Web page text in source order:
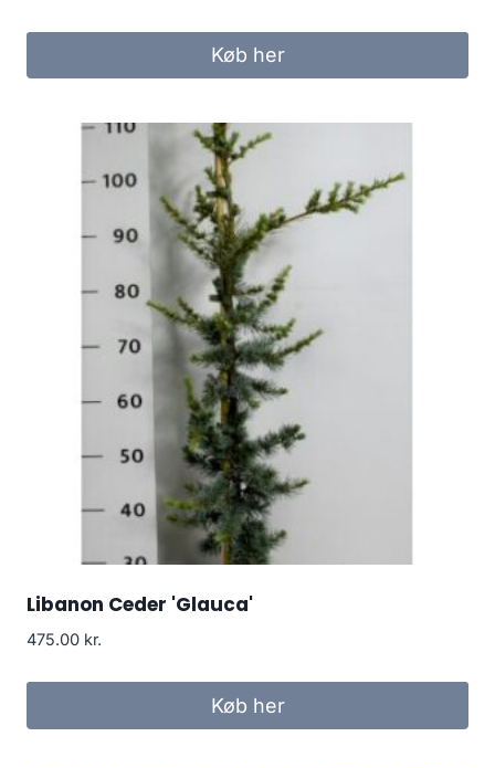
Køb her
Libanon Ceder 'Glauca'
475.00 kr.
Køb her